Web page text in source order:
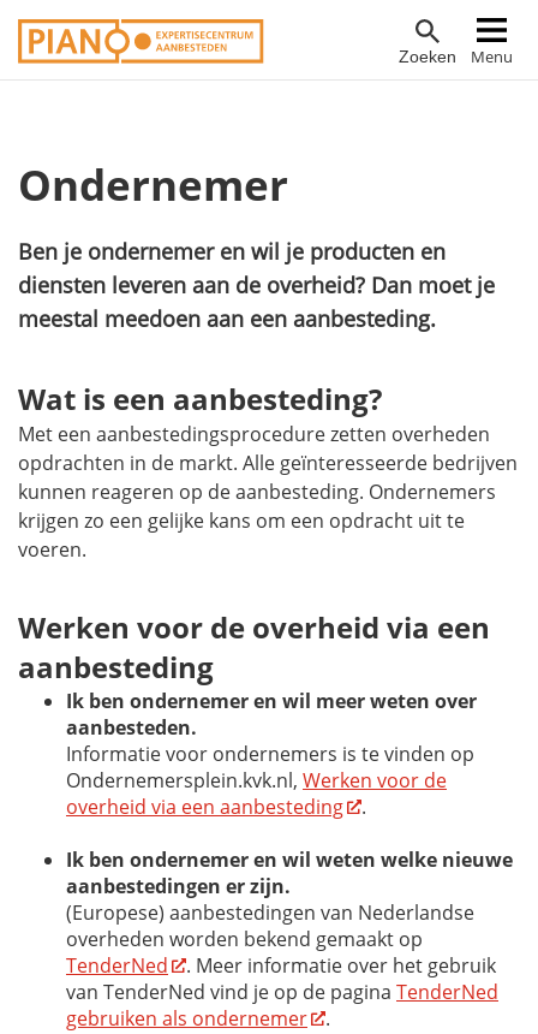
Overslaan
en
gaan
Zoeken Menu
Hoofdnavigatie
Ondernemer
Ben je ondernemer en wil je producten en
diensten leveren aan de overheid? Dan moet je
meestal meedoen aan een aanbesteding.
Wat is een aanbesteding?
Met een aanbestedingsprocedure zetten overheden
opdrachten in de markt. Alle geïnteresseerde bedrijven
kunnen reageren op de aanbesteding. Ondernemers
krijgen zo een gelijke kans om een opdracht uit te
voeren.
Werken voor de overheid via een
aanbesteding
Ik ben ondernemer en wil meer weten over
aanbesteden.
Informatie voor ondernemers is te vinden op
Ondernemersplein.kvk.nl, Werken voor de
overheid via een aanbesteding
.
Ik ben ondernemer en wil weten welke nieuwe
aanbestedingen er zijn.
(Europese) aanbestedingen van Nederlandse
overheden worden bekend gemaakt op
TenderNed
. Meer informatie over het gebruik
van TenderNed vind je op de pagina TenderNed
gebruiken als ondernemer
.